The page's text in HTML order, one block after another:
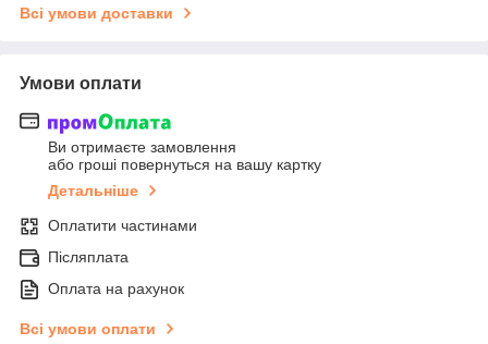
Всі умови доставки
Умови оплати
Ви отримаєте замовлення
або гроші повернуться на вашу картку
Детальніше
Оплатити частинами
Післяплата
Оплата на рахунок
Всі умови оплати